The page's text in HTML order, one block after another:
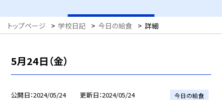
トップページ > 学校日記 > 今日の給食 > 詳細
5月24日（金）
公開日 2024/05/24 更新日 2024/05/24 今日の給食